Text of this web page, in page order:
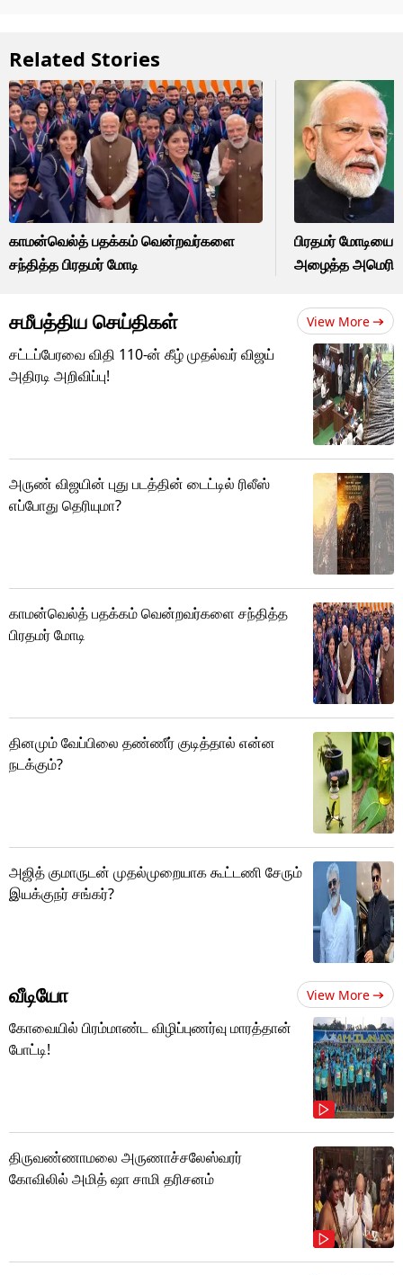
Related Stories
காமன்வெல்த் பதக்கம் வென்றவர்களை
சந்தித்த பிரதமர் மோடி
பிரதமர்
அழைத்த
சமீபத்திய செய்திகள் View More
சட்டப்பேரவை விதி 110-ன் கீழ் முதல்வர் விஜய்
அதிரடி அறிவிப்பு!
அருண் விஜயின் புது படத்தின் டைட்டில் ரிலீஸ்
எப்போது தெரியுமா?
காமன்வெல்த் பதக்கம் வென்றவர்களை சந்தித்த
பிரதமர் மோடி
தினமும் வேப்பிலை தண்ணீர் குடித்தால் என்ன
நடக்கும்?
அஜித் குமாருடன் முதல்முறையாக கூட்டணி சேரும்
இயக்குநர் சங்கர்?
வீடியோ View More
கோவையில் பிரம்மாண்ட விழிப்புணர்வு மாரத்தான்
போட்டி!
திருவண்ணாமலை அருணாச்சலேஸ்வரர்
கோவிலில் அமித் ஷா சாமி தரிசனம்